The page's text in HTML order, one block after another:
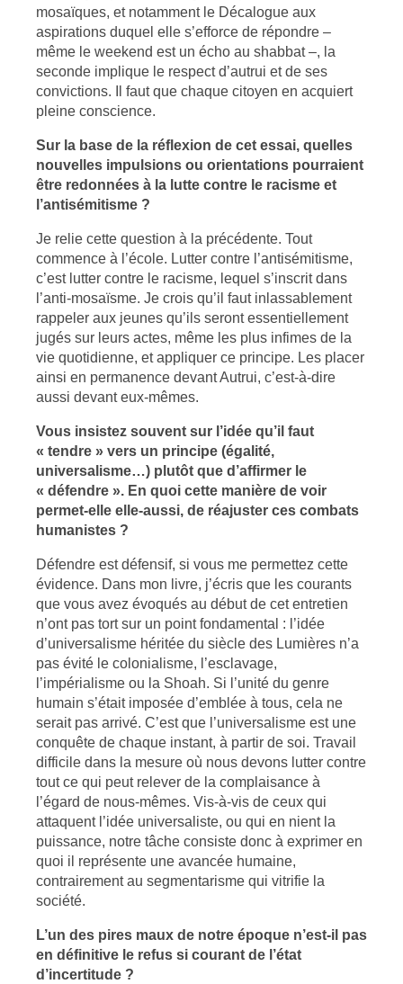
mosaïques, et notamment le Décalogue aux
aspirations duquel elle s’efforce de répondre –
même le weekend est un écho au shabbat –, la
seconde implique le respect d’autrui et de ses
convictions. Il faut que chaque citoyen en acquiert
pleine conscience.
Sur la base de la réflexion de cet essai, quelles
nouvelles impulsions ou orientations pourraient
être redonnées à la lutte contre le racisme et
l’antisémitisme ?
Je relie cette question à la précédente. Tout
commence à l’école. Lutter contre l’antisémitisme,
c’est lutter contre le racisme, lequel s’inscrit dans
l’anti-mosaïsme. Je crois qu’il faut inlassablement
rappeler aux jeunes qu’ils seront essentiellement
jugés sur leurs actes, même les plus infimes de la
vie quotidienne, et appliquer ce principe. Les placer
ainsi en permanence devant Autrui, c’est-à-dire
aussi devant eux-mêmes.
Vous insistez souvent sur l’idée qu’il faut
« tendre » vers un principe (égalité,
universalisme…) plutôt que d’affirmer le
« défendre ». En quoi cette manière de voir
permet-elle elle-aussi, de réajuster ces combats
humanistes ?
Défendre est défensif, si vous me permettez cette
évidence. Dans mon livre, j’écris que les courants
que vous avez évoqués au début de cet entretien
n’ont pas tort sur un point fondamental : l’idée
d’universalisme héritée du siècle des Lumières n’a
pas évité le colonialisme, l’esclavage,
l’impérialisme ou la Shoah. Si l’unité du genre
humain s’était imposée d’emblée à tous, cela ne
serait pas arrivé. C’est que l’universalisme est une
conquête de chaque instant, à partir de soi. Travail
difficile dans la mesure où nous devons lutter contre
tout ce qui peut relever de la complaisance à
l’égard de nous-mêmes. Vis-à-vis de ceux qui
attaquent l’idée universaliste, ou qui en nient la
puissance, notre tâche consiste donc à exprimer en
quoi il représente une avancée humaine,
contrairement au segmentarisme qui vitrifie la
société.
L’un des pires maux de notre époque n’est-il pas
en définitive le refus si courant de l’état
d’incertitude ?